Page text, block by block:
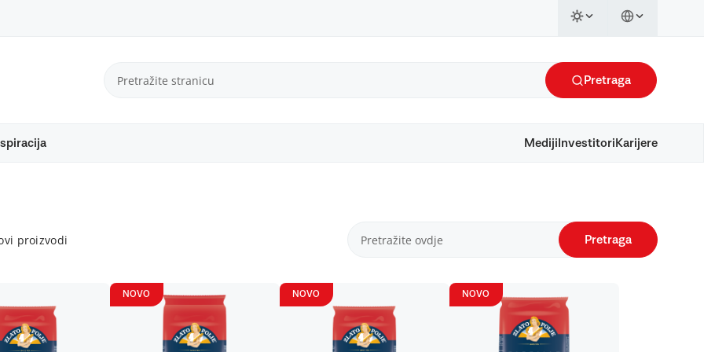
Pretraga
Mediji Investitori Karijere
proizvodi Pretraga
NOVO NOVO NOVO